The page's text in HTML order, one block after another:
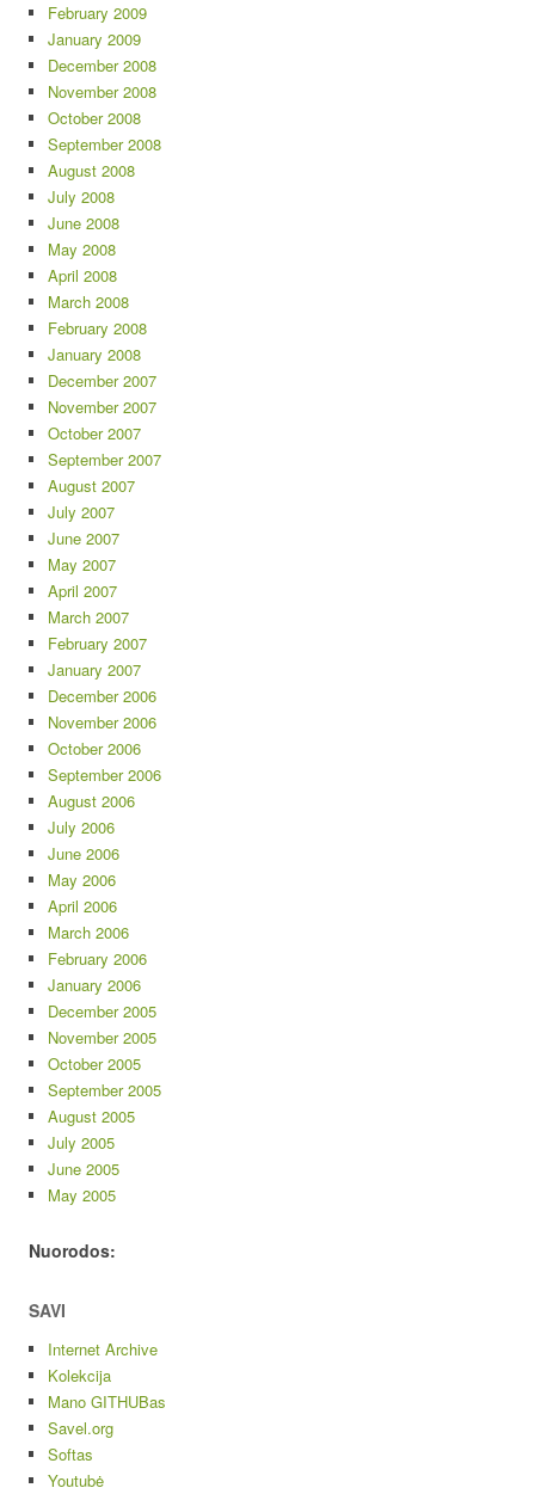
February 2009
January 2009
December 2008
November 2008
October 2008
September 2008
August 2008
July 2008
June 2008
May 2008
April 2008
March 2008
February 2008
January 2008
December 2007
November 2007
October 2007
September 2007
August 2007
July 2007
June 2007
May 2007
April 2007
March 2007
February 2007
January 2007
December 2006
November 2006
October 2006
September 2006
August 2006
July 2006
June 2006
May 2006
April 2006
March 2006
February 2006
January 2006
December 2005
November 2005
October 2005
September 2005
August 2005
July 2005
June 2005
May 2005
Nuorodos:
SAVI
Internet Archive
Kolekcija
Mano GITHUBas
Savel.org
Softas
Youtubė